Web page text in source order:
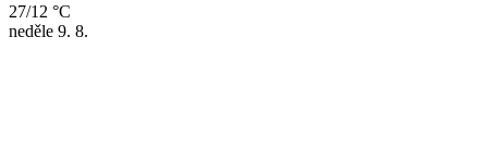
27/12 °C
neděle 9. 8.